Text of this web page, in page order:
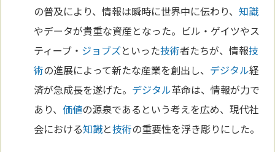
の普及により、情報は瞬時に世界中に伝わり、知識
やデータが貴重な資産となった。ビル・ゲイツやス
ティーブ・ ジョブズといった技術者たちが、情報技
術の進展によって新たな産業を創出し、 デジタル経
済が急成長を遂げた。 デジタル革命は、情報が力で
あり、 価値の源泉であるという考えを広め、現代社
会における知識と技術の重要性を浮き彫りにした。